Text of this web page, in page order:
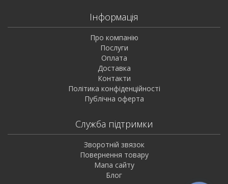
Інформація
Про компанію
Послуги
Оплата
Доставка
Контакти
Політика конфіденційності
Публічна оферта
Служба підтримки
Зворотній звязок
Повернення товару
Мапа сайту
Блог